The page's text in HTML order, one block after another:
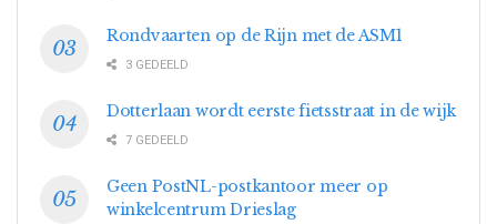
Rondvaarten op de Rijn met de ASM1
3 GEDEELD
Dotterlaan wordt eerste fietsstraat in de wijk
7 GEDEELD
Geen PostNL-postkantoor meer op
winkelcentrum Drieslag